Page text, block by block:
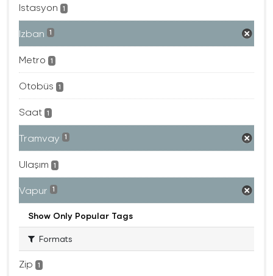
Istasyon 1
Izban 1
Metro 1
Otobüs 1
Saat 1
Tramvay 1
Ulaşım 1
Vapur 1
Show Only Popular Tags
Formats
Zip 1